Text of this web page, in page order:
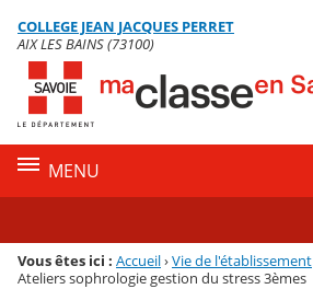
Menu de la rubrique
Contenu
COLLEGE JEAN JACQUES PERRET
AIX LES BAINS (73100)
MENU
Vous êtes ici : Accueil›Vie de l'établissement
Ateliers sophrologie gestion du stress 3èmes